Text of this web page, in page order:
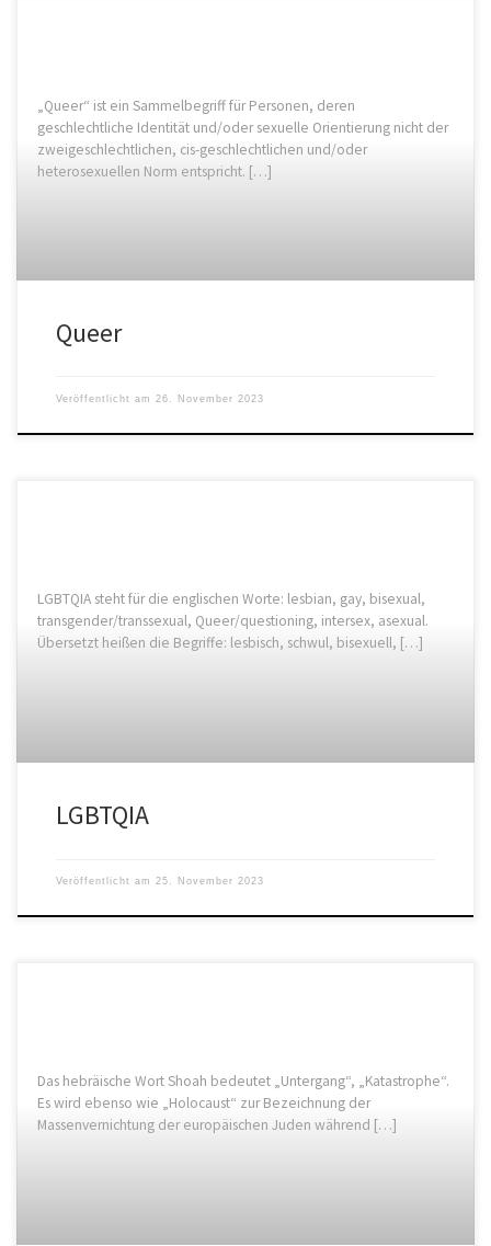
„Queer“ ist ein Sammelbegriff für Personen, deren
geschlechtliche Identität und/oder sexuelle Orientierung nicht der
zweigeschlechtlichen, cis-geschlechtlichen und/oder
heterosexuellen Norm entspricht. […]
Queer
Veröffentlicht am 26. November 2023
LGBTQIA steht für die englischen Worte: lesbian, gay, bisexual,
transgender/transsexual, Queer/questioning, intersex, asexual.
Übersetzt heißen die Begriffe: lesbisch, schwul, bisexuell, […]
LGBTQIA
Veröffentlicht am 25. November 2023
Das hebräische Wort Shoah bedeutet „Untergang“, „Katastrophe“.
Es wird ebenso wie „Holocaust“ zur Bezeichnung der
Massenvernichtung der europäischen Juden während […]